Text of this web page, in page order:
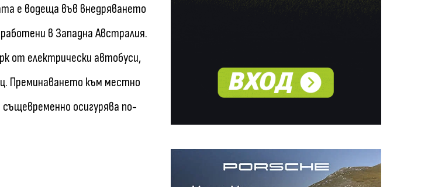
е водеща във внедряването
в Западна Австралия.
от електрически автобуси,
Преминаването към местно
осигурява по-